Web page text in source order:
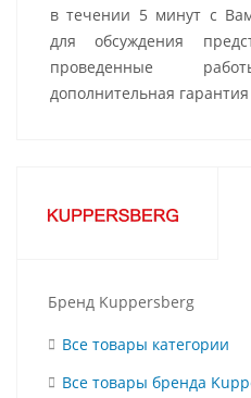
в течении 5 минут с
для обсуждения
проведенные
дополнительная
Бренд Kuppersberg
Все товары категории
Все товары бренда